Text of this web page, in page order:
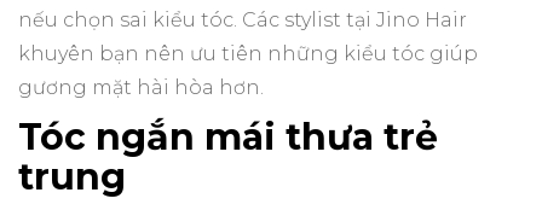
nếu chọn sai kiểu tóc. Các stylist tại Jino Hair
khuyên bạn nên ưu tiên những kiểu tóc giúp
gương mặt hài hòa hơn.
Tóc ngắn mái thưa trẻ
trung